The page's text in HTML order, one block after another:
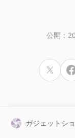
公開：
ガジェットシ